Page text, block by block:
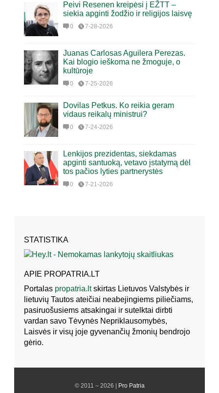
Peivi Resenen kreipėsi į EŽTT –
siekia apginti žodžio ir religijos laisvę
0 7-28-2026
Juanas Carlosas Aguilera Perezas.
Kai blogio ieškoma ne žmoguje, o
kultūroje
0 7-25-2026
Dovilas Petkus. Ko reikia geram
vidaus reikalų ministrui?
0 7-24-2026
Lenkijos prezidentas, siekdamas
apginti santuoką, vetavo įstatymą dėl
tos pačios lyties partnerystės
0 7-21-2026
STATISTIKA
APIE PROPATRIA.LT
Portalas propatria.ltskirtas Lietuvos Valstybės ir
lietuvių Tautos ateičiai neabejingiems piliečiams,
pasiruošusiems atsakingai ir sutelktai dirbti
vardan savo Tėvynės Nepriklausomybės,
Laisvės ir visų joje gyvenančių žmonių bendrojo
gėrio.
© 2011 – 2026 | Pro Patria